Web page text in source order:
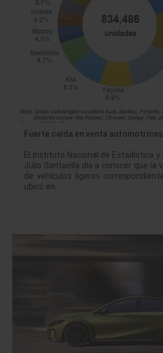
Fuerte caída en venta
El Instituto Nacional de Estadística y
Julio Santaella dio a conocer que la
de vehículos ligeros
ubicó en…